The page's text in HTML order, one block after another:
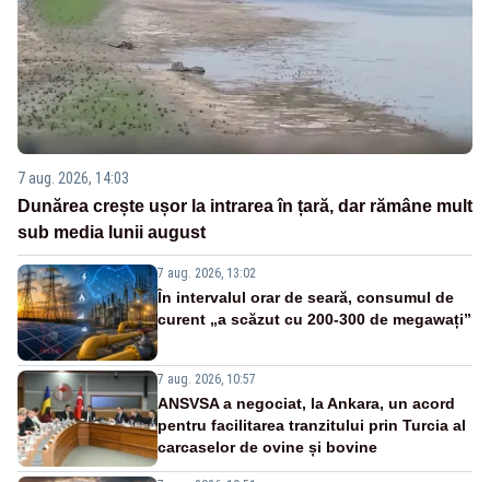
7 aug. 2026, 14:03
Dunărea crește ușor la intrarea în țară, dar rămâne mult
sub media lunii august
7 aug. 2026, 13:02
În intervalul orar de seară, consumul de
curent „a scăzut cu 200-300 de megawați”
7 aug. 2026, 10:57
ANSVSA a negociat, la Ankara, un acord
pentru facilitarea tranzitului prin Turcia al
carcaselor de ovine și bovine